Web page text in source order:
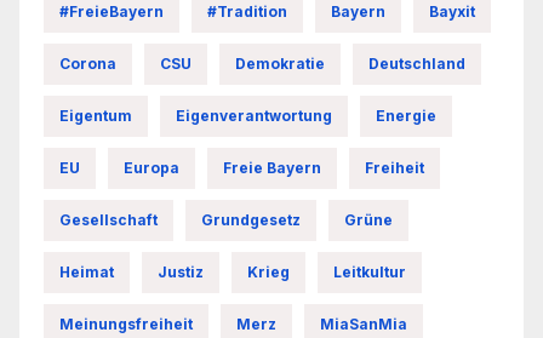
#FreieBayern #Tradition Bayern Bayxit
Corona CSU Demokratie Deutschland
Eigentum Eigenverantwortung Energie
EU Europa Freie Bayern Freiheit
Gesellschaft Grundgesetz Grüne
Heimat Justiz Krieg Leitkultur
Meinungsfreiheit Merz MiaSanMia